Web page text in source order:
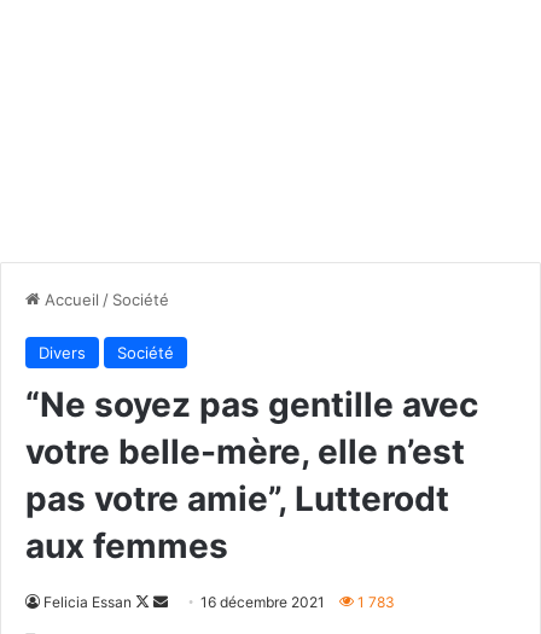
Accueil / Société
Divers Société
“Ne soyez pas gentille avec
votre belle-mère, elle n’est
pas votre amie”, Lutterodt
aux femmes
Felicia Essan
Follow
Envoyer16 décembre 2021 1 783